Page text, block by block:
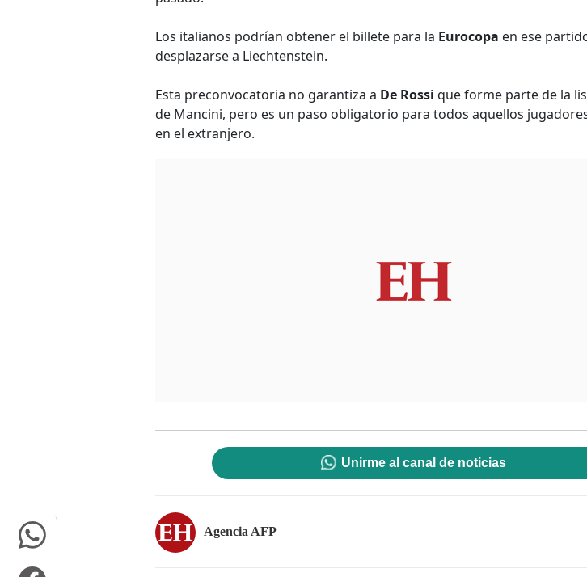
Los italianos podrían obtener el billete para la Eurocopa en ese
desplazarse a Liechtenstein.
Esta preconvocatoria no garantiza a De Rossi que forme parte de la
de Mancini, pero es un paso obligatorio para todos aquellos
en el extranjero.
Unirme al canal de noticias
Agencia AFP